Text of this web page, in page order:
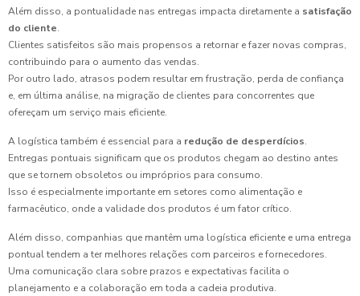
Além disso, a pontualidade nas entregas impacta diretamente a satisfação
do cliente.
Clientes satisfeitos são mais propensos a retornar e fazer novas compras,
contribuindo para o aumento das vendas.
Por outro lado, atrasos podem resultar em frustração, perda de confiança
e, em última análise, na migração de clientes para concorrentes que
ofereçam um serviço mais eficiente.
A logística também é essencial para a redução de desperdícios.
Entregas pontuais significam que os produtos chegam ao destino antes
que se tornem obsoletos ou impróprios para consumo.
Isso é especialmente importante em setores como alimentação e
farmacêutico, onde a validade dos produtos é um fator crítico.
Além disso, companhias que mantêm uma logística eficiente e uma entrega
pontual tendem a ter melhores relações com parceiros e fornecedores.
Uma comunicação clara sobre prazos e expectativas facilita o
planejamento e a colaboração em toda a cadeia produtiva.